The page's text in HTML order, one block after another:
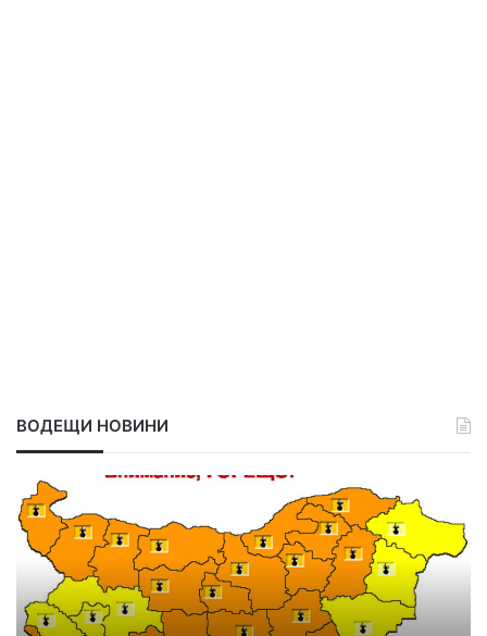
ВОДЕЩИ НОВИНИ
а
н
и
п